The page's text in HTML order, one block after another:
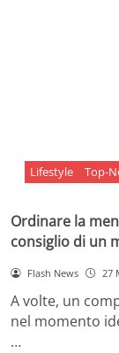
Lifestyle Top-
Ordinare la
consiglio di un
Flash News 27
A volte, un
nel momento
…